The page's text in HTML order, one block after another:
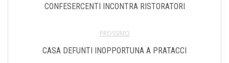
CONFESERCENTI INCONTRA RISTORATORI
PROSSIMO
CASA DEFUNTI INOPPORTUNA A PRATACCI